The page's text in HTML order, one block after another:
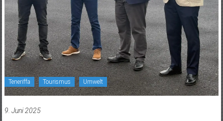
Teneriffa Tourismus Umwelt
9. Juni 2025